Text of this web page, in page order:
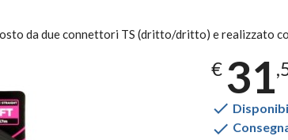
da due connettori TS (dritto/dritto) e realizzato
€ 31

